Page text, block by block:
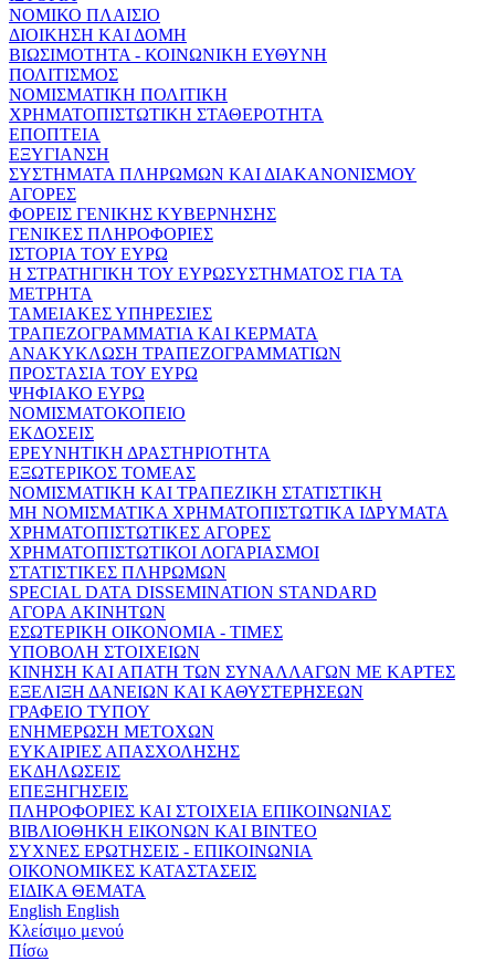
ΝΟΜΙΚΟ ΠΛΑΙΣΙΟ
ΔΙΟΙΚΗΣΗ ΚΑΙ ΔΟΜΗ
ΒΙΩΣΙΜΟΤΗΤΑ - ΚΟΙΝΩΝΙΚΗ ΕΥΘΥΝΗ
ΠΟΛΙΤΙΣΜΟΣ
ΝΟΜΙΣΜΑΤΙΚΗ ΠΟΛΙΤΙΚΗ
ΧΡΗΜΑΤΟΠΙΣΤΩΤΙΚΗ ΣΤΑΘΕΡΟΤΗΤΑ
ΕΠΟΠΤΕΙΑ
ΕΞΥΓΙΑΝΣΗ
ΣΥΣΤΗΜΑΤΑ ΠΛΗΡΩΜΩΝ ΚΑΙ ΔΙΑΚΑΝΟΝΙΣΜΟΥ
ΑΓΟΡΕΣ
ΦΟΡΕΙΣ ΓΕΝΙΚΗΣ ΚΥΒΕΡΝΗΣΗΣ
ΓΕΝΙΚΕΣ ΠΛΗΡΟΦΟΡΙΕΣ
ΙΣΤΟΡΙΑ ΤΟΥ ΕΥΡΩ
Η ΣΤΡΑΤΗΓΙΚΗ ΤΟΥ ΕΥΡΩΣΥΣΤΗΜΑΤΟΣ ΓΙΑ ΤΑ
ΜΕΤΡΗΤΑ
ΤΑΜΕΙΑΚΕΣ ΥΠΗΡΕΣΙΕΣ
ΤΡΑΠΕΖΟΓΡΑΜΜΑΤΙΑ ΚΑΙ ΚΕΡΜΑΤΑ
ΑΝΑΚΥΚΛΩΣΗ ΤΡΑΠΕΖΟΓΡΑΜΜΑΤΙΩΝ
ΠΡΟΣΤΑΣΙΑ ΤΟΥ ΕΥΡΩ
ΨΗΦΙΑΚΟ ΕΥΡΩ
ΝΟΜΙΣΜΑΤΟΚΟΠΕΙΟ
ΕΚΔΟΣΕΙΣ
ΕΡΕΥΝΗΤΙΚΗ ΔΡΑΣΤΗΡΙΟΤΗΤΑ
ΕΞΩΤΕΡΙΚΟΣ ΤΟΜΕΑΣ
ΝΟΜΙΣΜΑΤΙΚΗ ΚΑΙ ΤΡΑΠΕΖΙΚΗ ΣΤΑΤΙΣΤΙΚΗ
ΜΗ ΝΟΜΙΣΜΑΤΙΚΑ ΧΡΗΜΑΤΟΠΙΣΤΩΤΙΚΑ ΙΔΡΥΜΑΤΑ
ΧΡΗΜΑΤΟΠΙΣΤΩΤΙΚΕΣ ΑΓΟΡΕΣ
ΧΡΗΜΑΤΟΠΙΣΤΩΤΙΚΟΙ ΛΟΓΑΡΙΑΣΜΟΙ
ΣΤΑΤΙΣΤΙΚΕΣ ΠΛΗΡΩΜΩΝ
SPECIAL DATA DISSEMINATION STANDARD
ΑΓΟΡΑ ΑΚΙΝΗΤΩΝ
ΕΣΩΤΕΡΙΚΗ ΟΙΚΟΝΟΜΙΑ - ΤΙΜΕΣ
ΥΠΟΒΟΛΗ ΣΤΟΙΧΕΙΩΝ
ΚΙΝΗΣΗ ΚΑΙ ΑΠΑΤΗ ΤΩΝ ΣΥΝΑΛΛΑΓΩΝ ΜΕ ΚΑΡΤΕΣ
ΕΞΕΛΙΞΗ ΔΑΝΕΙΩΝ ΚΑΙ ΚΑΘΥΣΤΕΡΗΣΕΩΝ
ΓΡΑΦΕΙΟ ΤΥΠΟΥ
ΕΝΗΜΕΡΩΣΗ ΜΕΤΟΧΩΝ
ΕΥΚΑΙΡΙΕΣ ΑΠΑΣΧΟΛΗΣΗΣ
ΕΚΔΗΛΩΣΕΙΣ
ΕΠΕΞΗΓΗΣΕΙΣ
ΠΛΗΡΟΦΟΡΙΕΣ ΚΑΙ ΣΤΟΙΧΕΙΑ ΕΠΙΚΟΙΝΩΝΙΑΣ
ΒΙΒΛΙΟΘΗΚΗ ΕΙΚΟΝΩΝ ΚΑΙ ΒΙΝΤΕΟ
ΣΥΧΝΕΣ ΕΡΩΤΗΣΕΙΣ - ΕΠΙΚΟΙΝΩΝΙΑ
ΟΙΚΟΝΟΜΙΚΕΣ ΚΑΤΑΣΤΑΣΕΙΣ
ΕΙΔΙΚΑ ΘΕΜΑΤΑ
English English
Κλείσιμο μενού
Πίσω